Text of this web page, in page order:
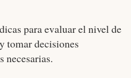
para evaluar el nivel de
tomar decisiones
necesarias.